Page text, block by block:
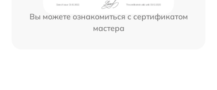
Вы можете ознакомиться с сертификатом
мастера